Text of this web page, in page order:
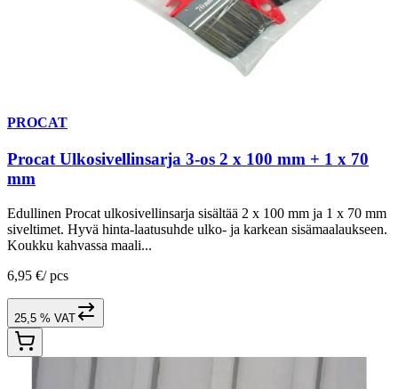
PROCAT
Procat Ulkosivellinsarja 3-os 2 x 100 mm + 1 x 70
mm
Edullinen Procat ulkosivellinsarja sisältää 2 x 100 mm ja 1 x 70 mm
siveltimet. Hyvä hinta-laatusuhde ulko- ja karkean sisämaalaukseen.
Koukku kahvassa maali...
6,95 €/ pcs
25,5 % VAT